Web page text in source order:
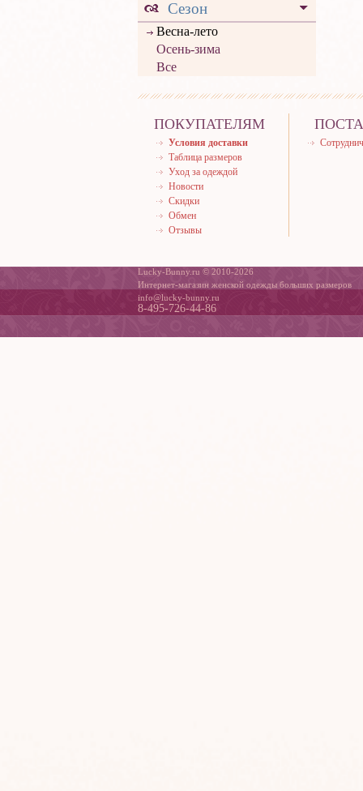
Сезон
Весна-лето
Осень-зима
Все
ПОКУПАТЕЛЯМ
Условия доставки
Таблица размеров
Уход за одеждой
Новости
Скидки
Обмен
Отзывы
Lucky-Bunny.ru © 2010-2026
Интернет-магазин женской одежды больших размеров
info@lucky-bunny.ru
8-495-726-44-86